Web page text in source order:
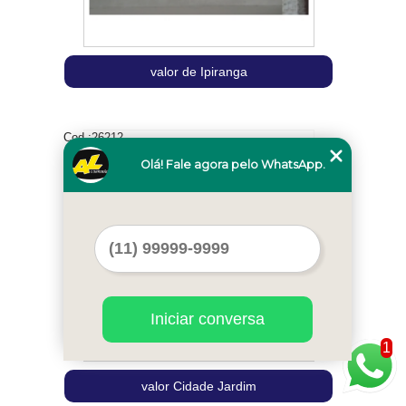
valor de Ipiranga
Cod.:26212
valor Cidade Jardim
1
Olá! Fale agora pelo WhatsApp.
Iniciar conversa